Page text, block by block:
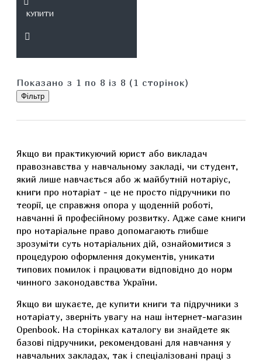
КУПИТИ
Показано з 1 по 8 із 8 (1 сторінок)
Фільтр
Якщо ви практикуючий юрист або викладач
правознавства у навчальному закладі, чи студент,
який лише навчається або ж майбутній нотаріус,
книги про нотаріат - це не просто підручники по
теорії, це справжня опора у щоденній роботі,
навчанні й професійному розвитку. Адже саме книги
про нотаріальне право допомагають глибше
зрозуміти суть нотаріальних дій, ознайомитися з
процедурою оформлення документів, уникати
типових помилок і працювати відповідно до норм
чинного законодавства України.
Якщо ви шукаєте, де купити книги та підручники з
нотаріату, зверніть увагу на наш інтернет-магазин
Openbook. На сторінках каталогу ви знайдете як
базові підручники, рекомендовані для навчання у
навчальних закладах, так і спеціалізовані праці з